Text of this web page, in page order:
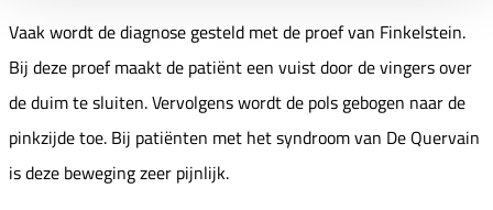
Vaak wordt de diagnose gesteld met de proef van Finkelstein.
Bij deze proef maakt de patiënt een vuist door de vingers over
de duim te sluiten. Vervolgens wordt de pols gebogen naar de
pinkzijde toe. Bij patiënten met het syndroom van De Quervain
is deze beweging zeer pijnlijk.